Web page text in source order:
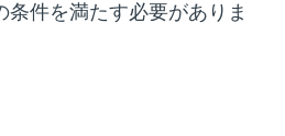
条件を満たす必要がありま